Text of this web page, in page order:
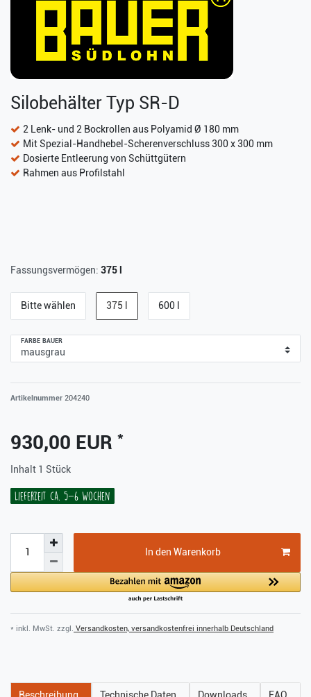
Silobehälter Typ SR-D
2 Lenk- und 2 Bockrollen aus Polyamid Ø 180 mm
Mit Spezial-Handhebel-Scherenverschluss 300 x 300 mm
Dosierte Entleerung von Schüttgütern
Rahmen aus Profilstahl
Fassungsvermögen: 375 l
Bitte wählen 375 l 600 l
FARBE BAUER
Artikelnummer 204240
930,00 EUR *
Inhalt 1 Stück
Lieferzeit ca. 5-6 Wochen
In den Warenkorb
* inkl. MwSt. zzgl. Versandkosten, versandkostenfrei innerhalb Deutschland